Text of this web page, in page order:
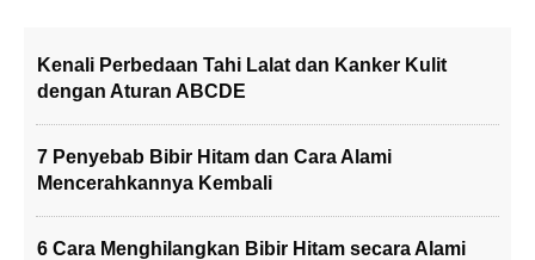
Kenali Perbedaan Tahi Lalat dan Kanker Kulit
dengan Aturan ABCDE
7 Penyebab Bibir Hitam dan Cara Alami
Mencerahkannya Kembali
6 Cara Menghilangkan Bibir Hitam secara Alami